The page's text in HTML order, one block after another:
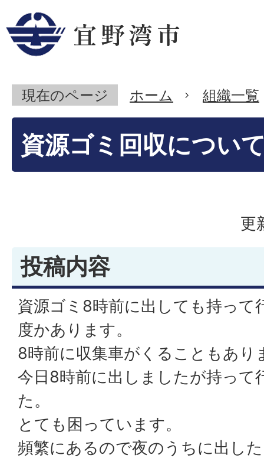
現在のページ ホーム 組織一覧
資源ゴミ回収につい
更
投稿内容
資源ゴミ8時前に出しても持って
度かあります。
8時前に収集車がくることもあり
今日8時前に出しましたが持って
た。
とても困っています。
頻繁にあるので夜のうちに出し